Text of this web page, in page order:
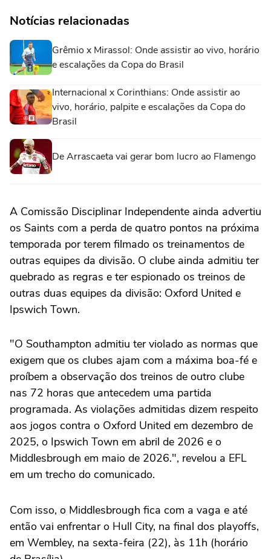
Notícias relacionadas
Grêmio x Mirassol: Onde assistir ao vivo, horário
e escalações da Copa do Brasil
Internacional x Corinthians: Onde assistir ao
vivo, horário, palpite e escalações da Copa do
Brasil
De Arrascaeta vai gerar bom lucro ao Flamengo
A Comissão Disciplinar Independente ainda advertiu
os Saints com a perda de quatro pontos na próxima
temporada por terem filmado os treinamentos de
outras equipes da divisão. O clube ainda admitiu ter
quebrado as regras e ter espionado os treinos de
outras duas equipes da divisão: Oxford United e
Ipswich Town.
"O Southampton admitiu ter violado as normas que
exigem que os clubes ajam com a máxima boa-fé e
proíbem a observação dos treinos de outro clube
nas 72 horas que antecedem uma partida
programada. As violações admitidas dizem respeito
aos jogos contra o Oxford United em dezembro de
2025, o Ipswich Town em abril de 2026 e o
Middlesbrough em maio de 2026.", revelou a EFL
em um trecho do comunicado.
Com isso, o Middlesbrough fica com a vaga e até
então vai enfrentar o Hull City, na final dos playoffs,
em Wembley, na sexta-feira (22), às 11h (horário